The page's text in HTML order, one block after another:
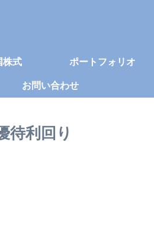
株式 ポートフォリオ
お問い合わせ
待利回り